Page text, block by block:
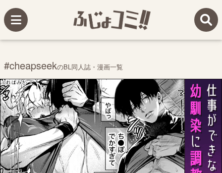
#cheapseekのBL同人誌・漫画一覧